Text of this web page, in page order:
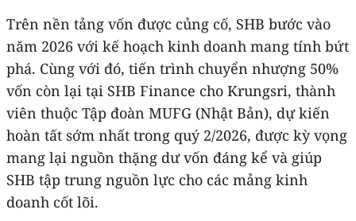
Trên nền tảng vốn được củng cố, SHB bước vào
năm 2026 với kế hoạch kinh doanh mang tính bứt
phá. Cùng với đó, tiến trình chuyển nhượng 50%
vốn còn lại tại SHB Finance cho Krungsri, thành
viên thuộc Tập đoàn MUFG (Nhật Bản), dự kiến
hoàn tất sớm nhất trong quý 2/2026, được kỳ vọng
mang lại nguồn thặng dư vốn đáng kể và giúp
SHB tập trung nguồn lực cho các mảng kinh
doanh cốt lõi.